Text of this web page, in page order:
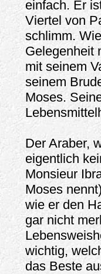
einfach. Er
Viertel von
schlimm.
Gelegenheit
mit seinem
seinem
Moses.
Der Araber,
eigentlich
Monsieur
Moses
wie er den
gar nicht
wichtig,
das Beste